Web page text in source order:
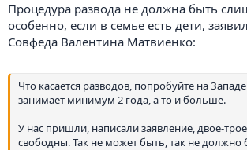
а
Процедура развода не должна быть
особенно, если в семье есть дети,
Совфеда Валентина Матвиенко:
Что касается разводов, попробуйте на
занимает минимум 2 года, а то и больше.
У нас пришли, написали заявление, двое-
свободны. Так не может быть, так не должно